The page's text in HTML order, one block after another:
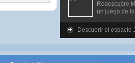
Redescubre
un juego de
Descubrir el espacio